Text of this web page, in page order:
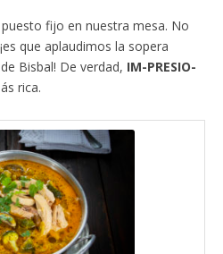
fijo en nuestra mesa. No
que aplaudimos la sopera
Bisbal! De verdad, IM-PRESIO-
rica.